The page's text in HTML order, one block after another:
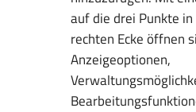
auf die drei Punkte
rechten Ecke öffnen
Anzeigeoptionen,